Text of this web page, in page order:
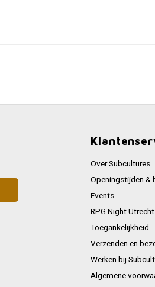
Over Subcultures
Openingstijden &
Events
RPG Night Utrecht
Toegankelijkheid
Verzenden en
Werken bij
Algemene